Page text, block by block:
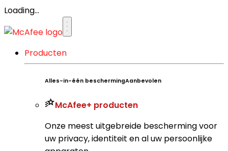
Loading...
Producten
Alles-in-één beschermingAanbevolen
McAfee+ producten
Onze meest uitgebreide bescherming voor
uw privacy, identiteit en al uw persoonlijke